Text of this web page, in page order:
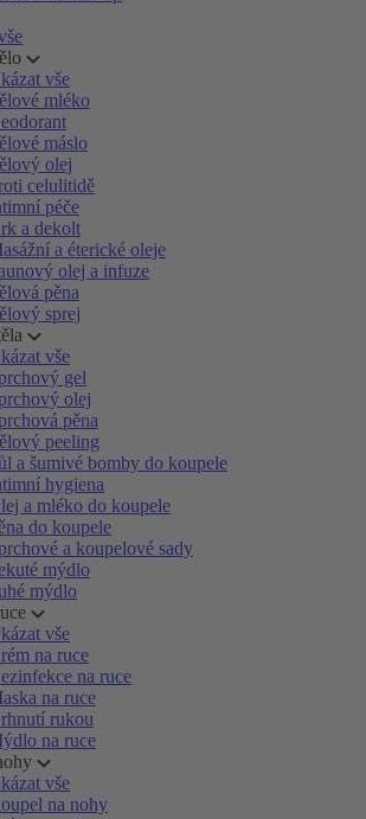
vše
mléko
máslo
olej
celulitidě
péče
a dekolt
a éterické oleje
olej a infuze
pěna
sprej
vše
gel
olej
pěna
peeling
a šumivé bomby do koupele
hygiena
a mléko do koupele
do koupele
a koupelové sady
mýdlo
mýdlo
vše
na ruce
na ruce
na ruce
rukou
na ruce
vše
na nohy